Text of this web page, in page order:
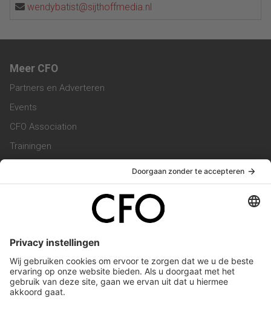
wendybatist@sijthoffmedia.nl
Meer CFO
Partners en Adverteren
Events
CFO Association
Trainingen
Vacatures
Service & Contact
Werken bij ons
Privacy Statement
Algemene Voorwaarden